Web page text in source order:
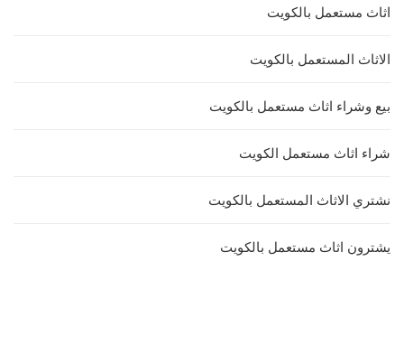
اثاث مستعمل بالكويت
الاثاث المستعمل بالكويت
بيع وشراء اثاث مستعمل بالكويت
شراء اثاث مستعمل الكويت
نشتري الاثاث المستعمل بالكويت
يشترون اثاث مستعمل بالكويت